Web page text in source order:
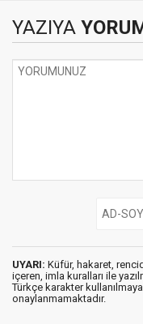
YAZIYA
UYARI: Küfür, hakaret,
içeren, imla kuralları ile
Türkçe karakter
onaylanmamaktadır.